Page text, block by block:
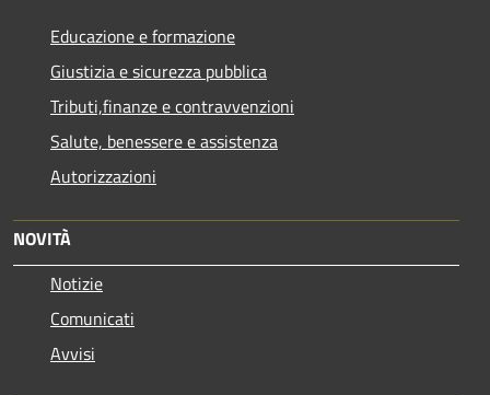
Educazione e formazione
Giustizia e sicurezza pubblica
Tributi,finanze e contravvenzioni
Salute, benessere e assistenza
Autorizzazioni
NOVITÀ
Notizie
Comunicati
Avvisi